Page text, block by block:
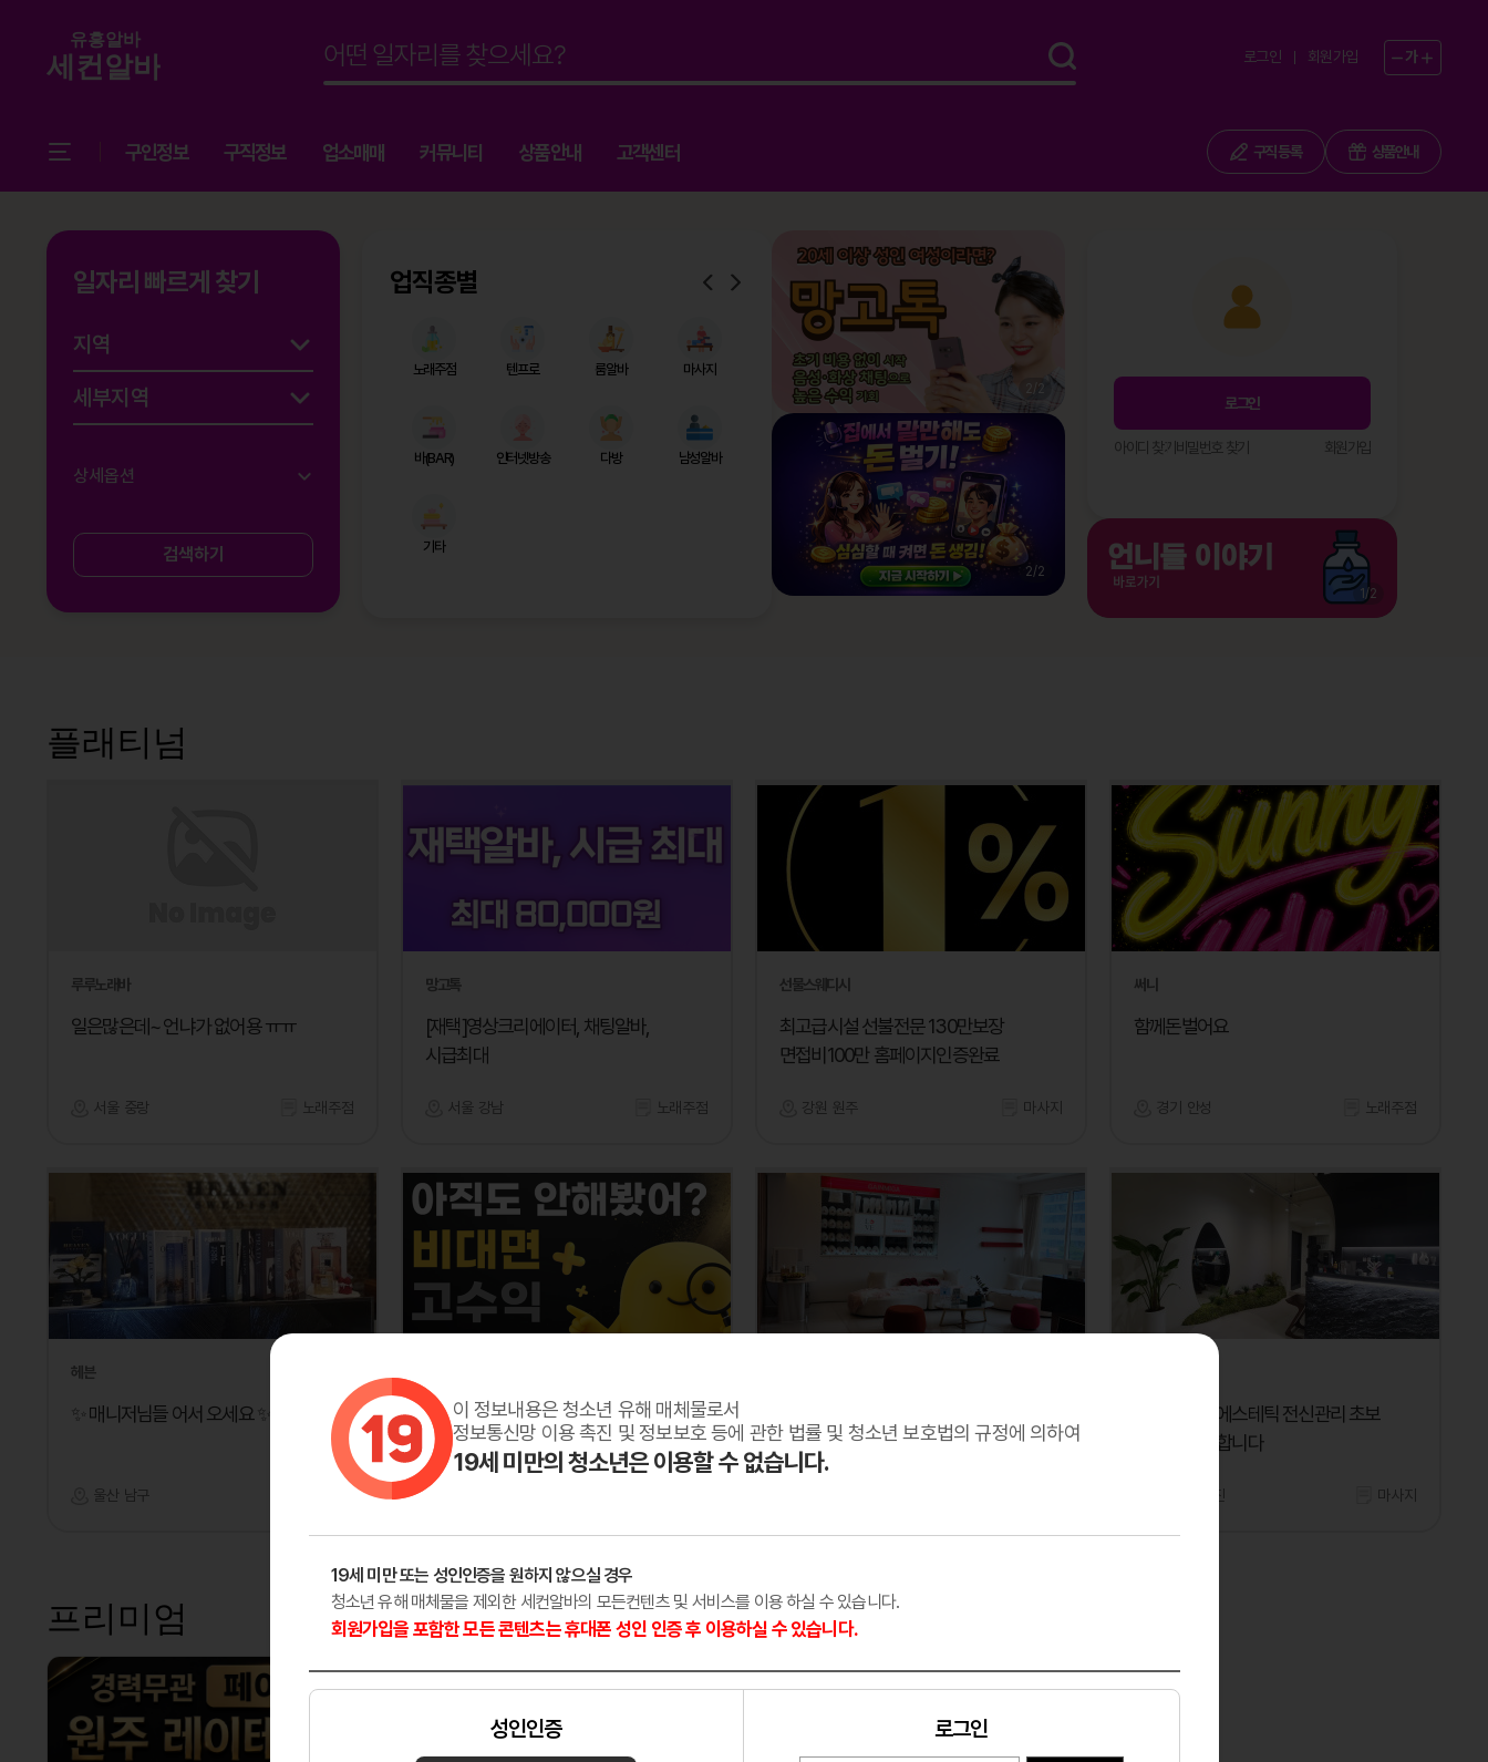
로그인 회원가입 가
구인정보 구직정보 업소매매 커뮤니티 상품안내 고객센터 구직 등록 상품안내
일자리 빠르게 찾기
상세옵션
검색하기
업직종별
노래주점 텐프로 룸알바 마사지
바(BAR) 인터넷방송 다방 남성알바
기타
2
2/2
로그인
아이디 찾기 비밀번호 찾기 회원가입
1 /2
플래티넘
루루노래바
일은많은데~ 언냐가 없어용 ㅠㅠ
서울 중랑 노래주점
망고톡
[재택]영상크리에이터, 채팅알바,
시급최대
서울 강남 노래주점
선물스웨디시
최고급시설 선불전문 130만보장
면접비100만 홈페이지인증완료
강원 원주 마사지
써니
함께돈벌어요
경기 안성 노래주점
헤븐
✨ 매니저님들 어서 오세요 ✨
울산 남구
재택알바/ 고수익 알바 모집 (온라인
알바)
스파인자이 에스테틱 전신관리 초보
경력직 채용합니다
부산 부산진 마사지
프리미엄
이 정보내용은 청소년 유해 매체물로서
정보통신망 이용 촉진 및 정보보호 등에 관한 법률 및 청소년 보호법의 규정에 의하여
19세 미만의 청소년은 이용할 수 없습니다.
19세 미만 또는 성인인증을 원하지 않으실 경우
청소년 유해 매체물을 제외한 세컨알바의 모든컨텐츠 및 서비스를 이용 하실 수 있습니다.
회원가입을 포함한 모든 콘텐츠는 휴대폰 성인 인증 후 이용하실 수 있습니다.
성인인증 로그인